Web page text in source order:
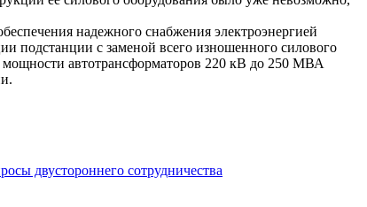
надежного снабжения электроэнергией
подстанции с заменой всего изношенного силового
мощности автотрансформаторов 220 кВ до 250 МВА
двустороннего сотрудничества